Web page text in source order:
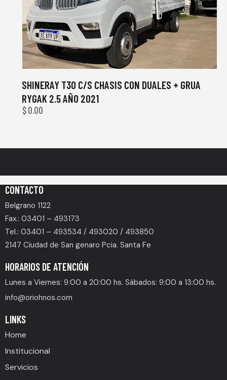
SHINERAY T30 C/S CHASIS CON DUALES + GRUA
RYGAK 2.5 AÑO 2021
$0.00
CONTACTO
Belgrano 1122
Fax.: 03401 – 493173
Tel.: 03401 – 493534 / 493020 / 493850
2147 Ciudad de San genaro Pcia. Santa Fe
HORARIOS DE ATENCIÓN
Lunes a Viernes: 9:00 a 20:00 hs. Sábados: 9:00 a 13:00 hs.
info@oriohnos.com
LINKS
Home
Institucional
Servicios